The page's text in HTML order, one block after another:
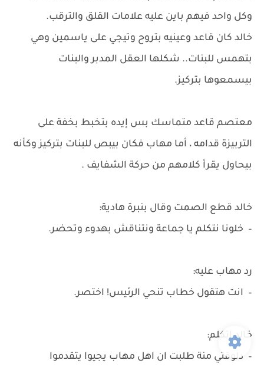
وكل واحد فيهم باين عليه علامات القلق والترقب.
خالد كان قاعد وعينيه بتروح وتيجي على ياسمين وهي
بتهمس للبنات.. شكلها العقل المدبر والبنات
بيسمعوها بتركيز.
معتصم قاعد متماسك بس إيده بتخبط بخفة على
التربيزة قدامه ، أما مهاب فكان بيبص للبنات بتركيز وكأنه
بيحاول يقرأ كلامهم من حركة الشفايف .
خالد قطع الصمت وقال بنبرة هادية:
– خلونا نتكلم يا جماعة ونتناقش بهدوء وتحضر.
رد مهاب عليه:
– انت هتقول خطاب تنحي الرئيس! اختصر.
خالد اتكلم:
– دلوقتي منة طلبت ان اهل مهاب يجيوا يتقدموا